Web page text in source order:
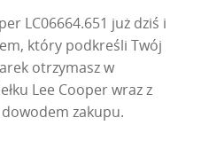
LC06664.651 już dziś i
który podkreśli Twój
otrzymasz w
Lee Cooper wraz z
zakupu.